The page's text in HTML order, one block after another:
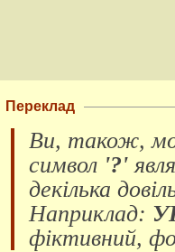
Переклад
Ви, також,
символ '?'
декілька
Наприклад:
фіктивний,